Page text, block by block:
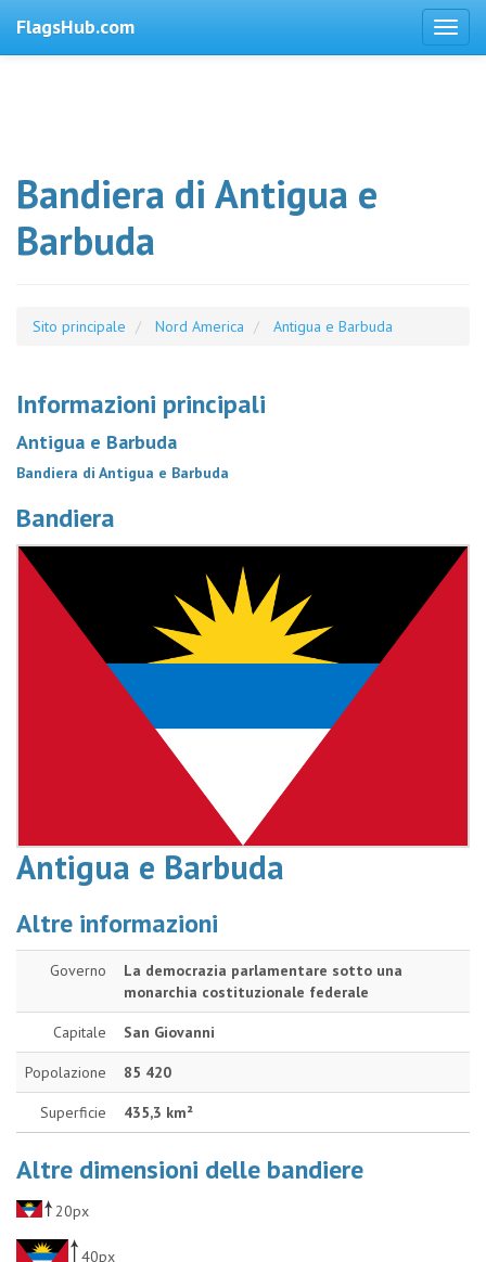
FlagsHub.com
Bandiera di Antigua e
Barbuda
Sito principale Nord America Antigua e Barbuda
Informazioni principali
Antigua e Barbuda
Bandiera di Antigua e Barbuda
Bandiera
Antigua e Barbuda
Altre informazioni
Governo
La democrazia parlamentare sotto una
monarchia costituzionale federale
Capitale San Giovanni
Popolazione 85 420
Superficie 435,3 km²
Altre dimensioni delle bandiere
20px
40px